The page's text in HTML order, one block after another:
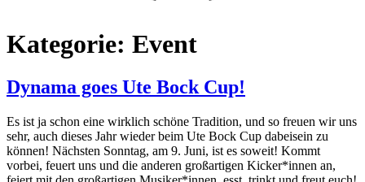
Kategorie: Event
Dynama goes Ute Bock Cup!
Es ist ja schon eine wirklich schöne Tradition, und so freuen wir uns
sehr, auch dieses Jahr wieder beim Ute Bock Cup dabeisein zu
können! Nächsten Sonntag, am 9. Juni, ist es soweit! Kommt
vorbei, feuert uns und die anderen großartigen Kicker*innen an,